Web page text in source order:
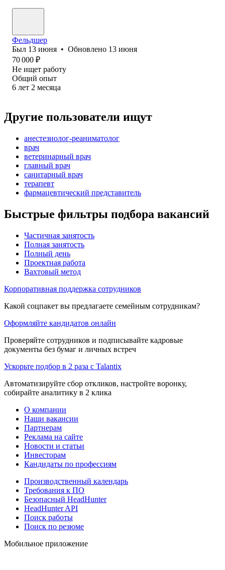
Фельдшер
Был 13 июня • Обновлено 13 июня
70 000 ₽
Не ищет работу
Общий опыт
6 лет 2 месяца
Другие пользователи ищут
анестезиолог-реаниматолог
врач
ветеринарный врач
главный врач
санитарный врач
терапевт
фармацевтический представитель
Быстрые фильтры подбора вакансий
Частичная занятость
Полная занятость
Полный день
Проектная работа
Вахтовый метод
Корпоративная поддержка сотрудников
Какой соцпакет вы предлагаете семейным сотрудникам?
Оформляйте кандидатов онлайн
Проверяйте сотрудников и подписывайте кадровые
документы без бумаг и личных встреч
Ускорьте подбор в 2 раза с Talantix
Автоматизируйте сбор откликов, настройте воронку,
собирайте аналитику в 2 клика
О компании
Наши вакансии
Партнерам
Реклама на сайте
Новости и статьи
Инвесторам
Кандидаты по профессиям
Производственный календарь
Требования к ПО
Безопасный HeadHunter
HeadHunter API
Поиск работы
Поиск по резюме
Мобильное приложение